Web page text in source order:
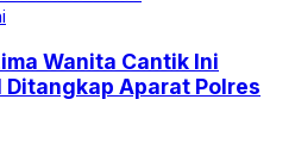
Wanita Cantik Ini
Aparat Polres